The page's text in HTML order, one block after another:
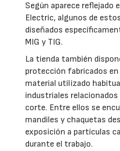
Según aparece reflejado
Electric, algunos de
diseñados
MIG y TIG.
La tienda también
protección fabricados en
material utilizado
industriales
corte. Entre ellos se
mandiles y chaquetas
exposición a partículas
durante el trabajo.